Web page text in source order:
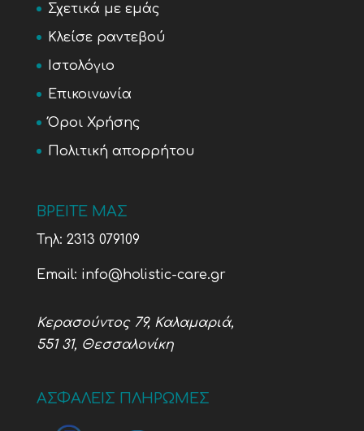
Σχετικά με εμάς
Κλείσε ραντεβού
Ιστολόγιο
Επικοινωνία
Όροι Χρήσης
Πολιτική απορρήτου
ΒΡΕΙΤΕ ΜΑΣ
Τηλ: 2313 079109
Email: info@holistic-care.gr
Κερασούντος 79, Καλαμαριά,
551 31, Θεσσαλονίκη
ΑΣΦΑΛΕΙΣ ΠΛΗΡΩΜΕΣ